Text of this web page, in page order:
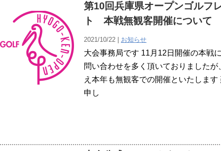
第10回兵庫県オープンゴルフ
ト 本戦無観客開催について
2021/10/22 | お知らせ
大会事務局です 11月12日開催の本戦
問い合わせを多く頂いておりました
え本年も無観客での開催といたしま
申し